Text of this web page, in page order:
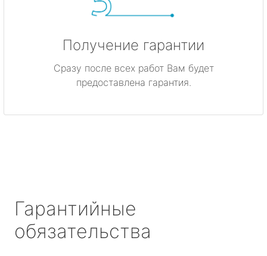
Получение гарантии
Сразу после всех работ Вам будет
предоставлена гарантия.
Гарантийные
обязательства